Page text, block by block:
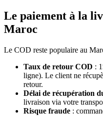
Le paiement à la
Maroc
Le COD reste populaire au
Taux de retour COD :
ligne). Le client ne
retour.
Délai de récupération
livraison via votre
Risque fraude :